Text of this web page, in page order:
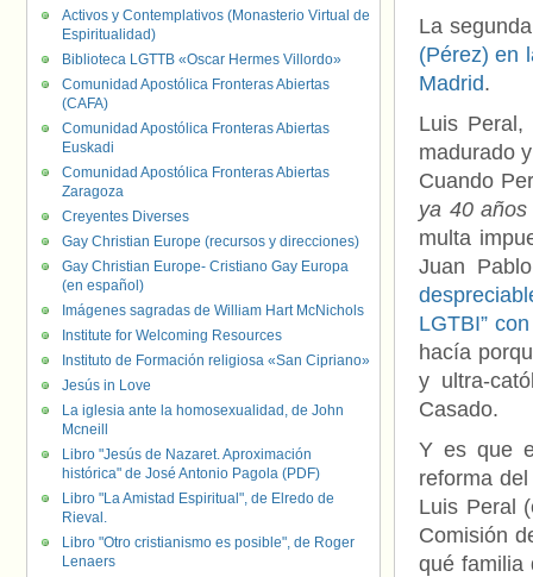
La
(Pérez) en
Madrid.
Luis
madurado
Cuando
ya 40
multa
Juan
LGTBI”
hacía
y ultra-
Casado.
Y es que
reforma
Luis Peral
Comisión
qué familia
Activos y Contemplativos (Monasterio Virtual de
Espiritualidad)
Biblioteca LGTTB «Oscar Hermes Villordo»
Comunidad Apostólica Fronteras Abiertas
(CAFA)
Comunidad Apostólica Fronteras Abiertas
Euskadi
Comunidad Apostólica Fronteras Abiertas
Zaragoza
Creyentes Diverses
Gay Christian Europe (recursos y direcciones)
Gay Christian Europe- Cristiano Gay Europa
(en español)
Imágenes sagradas de William Hart McNichols
Institute for Welcoming Resources
Instituto de Formación religiosa «San Cipriano»
Jesús in Love
La iglesia ante la homosexualidad, de John
Mcneill
Libro "Jesús de Nazaret. Aproximación
histórica" de José Antonio Pagola (PDF)
Libro "La Amistad Espiritual", de Elredo de
Rieval.
Libro "Otro cristianismo es posible", de Roger
Lenaers